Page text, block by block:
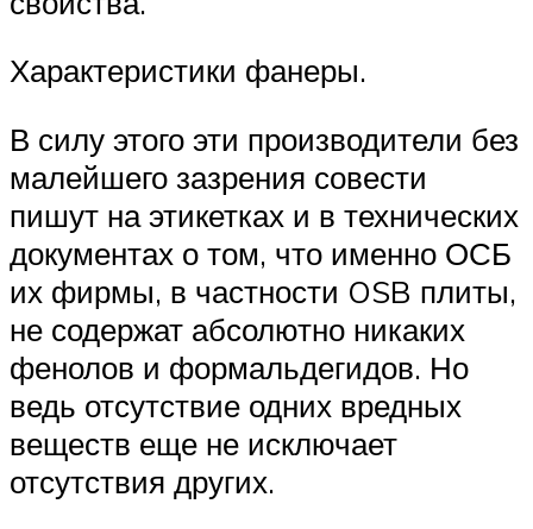
Характеристики фанеры.
В силу этого эти производители без
малейшего зазрения совести
пишут на этикетках и в технических
документах о том, что именно ОСБ
их фирмы, в частности OSB плиты,
не содержат абсолютно никаких
фенолов и формальдегидов. Но
ведь отсутствие одних вредных
веществ еще не исключает
отсутствия других.